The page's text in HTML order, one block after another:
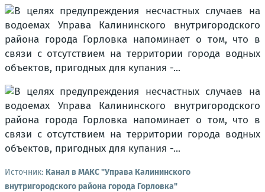
Источник: Канал в МАКС "Управа Калининского
внутригородского района города Горловка"